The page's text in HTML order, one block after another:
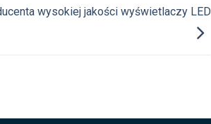
wysokiej jakości wyświetlaczy LED